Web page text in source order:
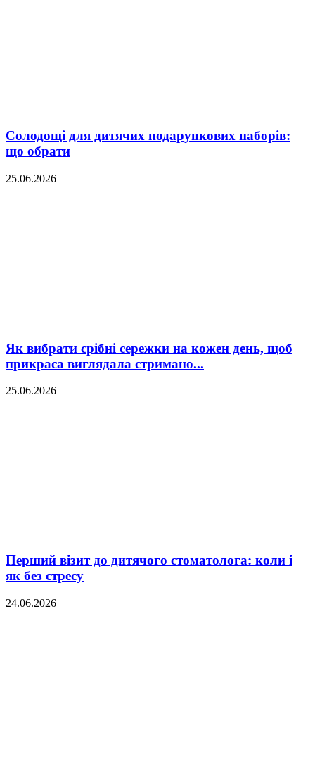
Солодощі для дитячих подарункових наборів:
що обрати
25.06.2026
Як вибрати срібні сережки на кожен день, щоб
прикраса виглядала стримано...
25.06.2026
Перший візит до дитячого стоматолога: коли і
як без стресу
24.06.2026